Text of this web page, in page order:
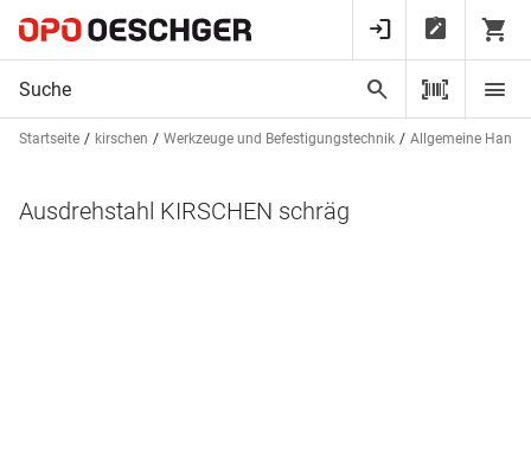
Startseite kirschen Werkzeuge und Befestigungstechnik Allgemeine
Ausdrehstahl KIRSCHEN schräg